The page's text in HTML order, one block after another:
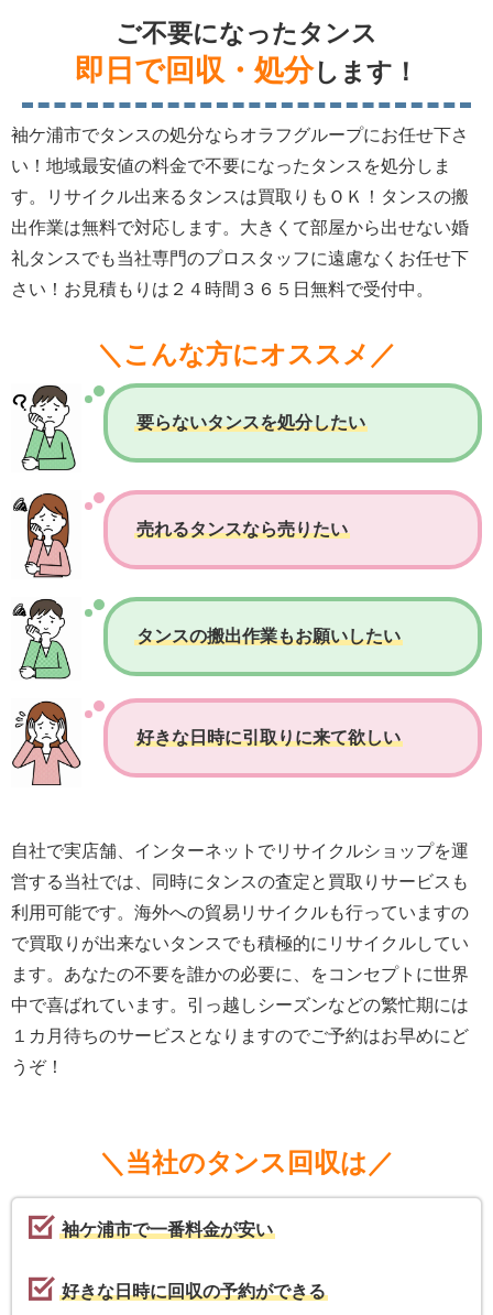
ご不要になったタンス
即日で回収・処分します！
袖ケ浦市でタンスの処分ならオラフグループにお任せ下さ
い！地域最安値の料金で不要になったタンスを処分しま
す。リサイクル出来るタンスは買取りもＯＫ！タンスの搬
出作業は無料で対応します。大きくて部屋から出せない婚
礼タンスでも当社専門のプロスタッフに遠慮なくお任せ下
さい！お見積もりは２４時間３６５日無料で受付中。
＼こんな方にオススメ／
要らないタンスを処分したい
売れるタンスなら売りたい
タンスの搬出作業もお願いしたい
好きな日時に引取りに来て欲しい
自社で実店舗、インターネットでリサイクルショップを運
営する当社では、同時にタンスの査定と買取りサービスも
利用可能です。海外への貿易リサイクルも行っていますの
で買取りが出来ないタンスでも積極的にリサイクルしてい
ます。あなたの不要を誰かの必要に、をコンセプトに世界
中で喜ばれています。引っ越しシーズンなどの繁忙期には
１カ月待ちのサービスとなりますのでご予約はお早めにど
うぞ！
＼当社のタンス回収は／
袖ケ浦市で一番料金が安い
好きな日時に回収の予約ができる